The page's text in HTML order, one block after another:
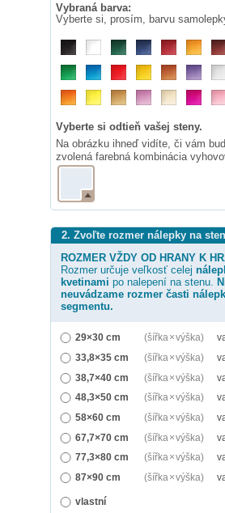
Vybraná barva:
Vyberte si, prosím, barvu
Vyberte si odtieň vašej steny.
Na obrázku ihneď vidíte, či vám
zvolená farebná kombinácia
2. Zvoľte rozmer nálepky na
ROZMER VŽDY OD HRANY K
Rozmer určuje veľkosť celej
kvetinami po nalepení na stenu.
neuvádzame rozmer časti
segmentu.
29×30 cm (šířka × výška)
33,8×35 cm
(šířka × výška)
38,7×40 cm
(šířka × výška)
48,3×50 cm
(šířka × výška)
58×60 cm
(šířka × výška)
67,7×70 cm
(šířka × výška)
77,3×80 cm
(šířka × výška)
87×90 cm
(šířka × výška)
vlastní